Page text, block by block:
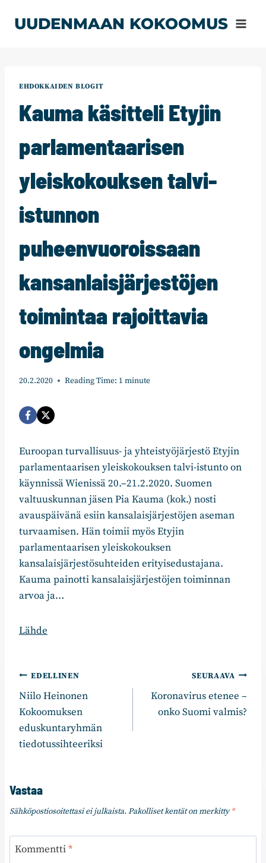
sisältöön
UUDENMAAN KOKOOMUS
EHDOKKAIDEN BLOGIT
Kauma käsitteli Etyjin
parlamentaarisen
yleiskokouksen talvi-
istunnon
puheenvuoroissaan
kansanlaisjärjestöjen
toimintaa rajoittavia
ongelmia
20.2.2020 Reading Time: 1 minute
Euroopan turvallisuus- ja yhteistyöjärjestö Etyjin
parlamentaarisen yleiskokouksen talvi-istunto on
käynnissä Wienissä 20.–21.2.2020. Suomen
valtuuskunnan jäsen Pia Kauma (kok.) nosti
avauspäivänä esiin kansalaisjärjestöjen aseman
turvaamisen. Hän toimii myös Etyjin
parlamentaarisen yleiskokouksen
kansalaisjärjestösuhteiden erityisedustajana.
Kauma painotti kansalaisjärjestöjen toiminnan
arvoa ja…
Lähde
Artikkelien
selaus
EDELLINEN
Niilo Heinonen
Kokoomuksen
eduskuntaryhmän
tiedotussihteeriksi
SEURAAVA
Koronavirus etenee –
onko Suomi valmis?
Vastaa
Sähköpostiosoitettasi ei julkaista. Pakolliset kentät on merkitty*
Kommentti*